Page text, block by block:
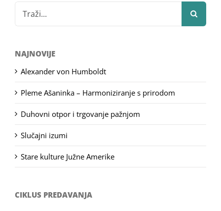
for:
NAJNOVIJE
Alexander von Humboldt
Pleme Ašaninka – Harmoniziranje s prirodom
Duhovni otpor i trgovanje pažnjom
Slučajni izumi
Stare kulture Južne Amerike
CIKLUS PREDAVANJA